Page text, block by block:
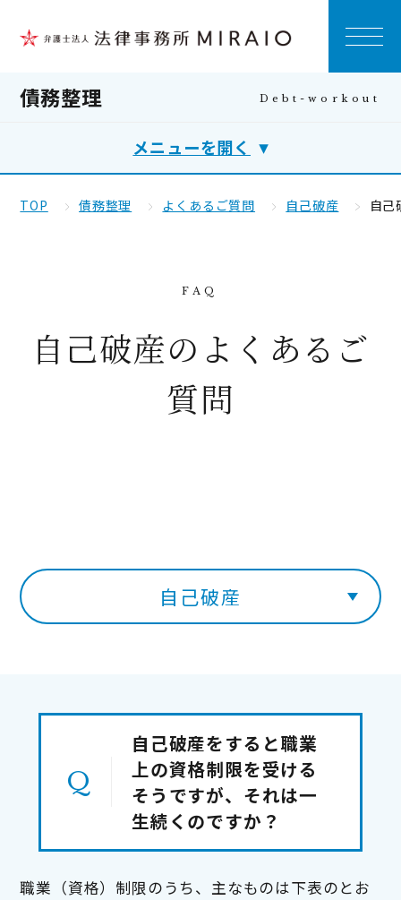
債務整理
メニューを開く
TOP 債務整理 よくあるご質問 自己破産 自
自己破産のよくあるご
質問
自己破産
自己破産をすると職業
上の資格制限を受ける
そうですが、それは一
生続くのですか？
職業（資格）制限のうち、主なものは下表のとお